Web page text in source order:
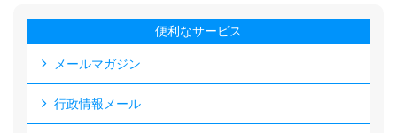
便利なサービス
メールマガジン
行政情報メール